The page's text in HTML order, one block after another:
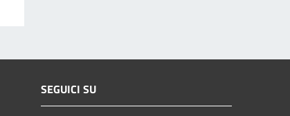
SEGUICI SU